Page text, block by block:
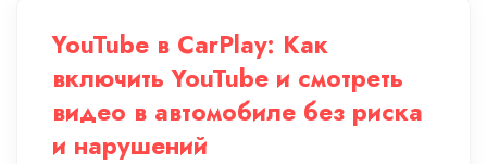
YouTube в CarPlay: Как
включить YouTube и смотреть
видео в автомобиле без риска
и нарушений